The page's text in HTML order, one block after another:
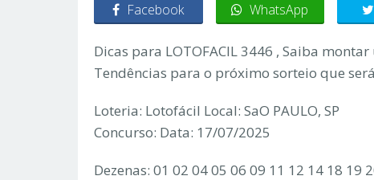
Facebook WhatsApp
Dicas para LOTOFACIL 3446 , Saiba
Tendências para o próximo sorteio que
Loteria: Lotofácil Local: SaO PAULO, SP
Concurso: Data: 17/07/2025
Dezenas: 01 02 04 05 06 09 11 12 14 18 19